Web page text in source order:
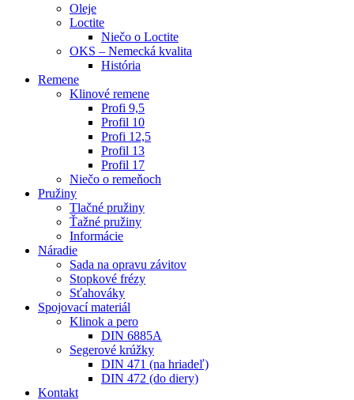
Oleje
Loctite
Niečo o Loctite
OKS – Nemecká kvalita
História
Remene
Klinové remene
Profi 9,5
Profil 10
Profi 12,5
Profil 13
Profil 17
Niečo o remeňoch
Pružiny
Tlačné pružiny
Ťažné pružiny
Informácie
Náradie
Sada na opravu závitov
Stopkové frézy
Sťahováky
Spojovací materiál
Klinok a pero
DIN 6885A
Segerové krúžky
DIN 471 (na hriadeľ)
DIN 472 (do diery)
Kontakt